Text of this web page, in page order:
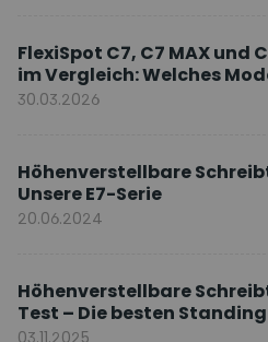
FlexiSpot C7, C7 MAX und
im Vergleich: Welches
Ihnen?
30.03.2026
Höhenverstellbare
Unsere E7-Serie
20.06.2024
Höhenverstellbare
Test – Die besten
Vergleich
03.11.2025